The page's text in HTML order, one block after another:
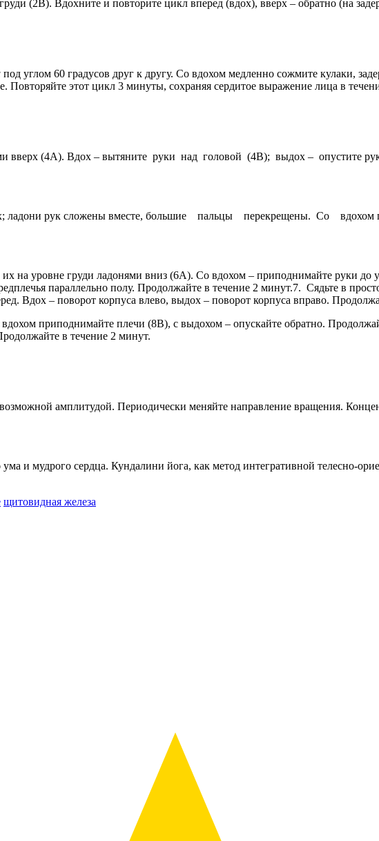
(2В). Вдохните и повторите цикл вперед (вдох), вверх – обратно (на
углом 60 градусов друг к другу. Со вдохом медленно сожмите кулаки,
Повторяйте этот цикл 3 минуты, сохраняя сердитое выражение лица в
вверх (4А). Вдох – вытяните руки над головой (4В); выдох – опустите
ладони рук сложены вместе, большие пальцы перекрещены. Со вдохом
на уровне груди ладонями вниз (6А). Со вдохом – приподнимайте руки до
параллельно полу. Продолжайте в течение 2 минут.7. Сядьте в
Вдох – поворот корпуса влево, выдох – поворот корпуса вправо.
приподнимайте плечи (8В), с выдохом – опускайте обратно.
в течение 2 минут.
амплитудой. Периодически меняйте направление вращения.
и мудрого сердца. Кундалини йога, как метод интегративной телесно-
щитовидная железа